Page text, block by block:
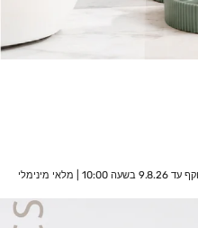
המבצע תקף באתר בלבד | על הפריטים משתתפים במבצע | 18% הנחה אקסטרה על היתרה מתעדכנת אוטו' בסל הקניות | לא כולל קטגוריית אאוטלט | לא כולל כפל קופונים, הטבות ומבצעים | בכפוף לתקנון האתר | התמונה להמחשה בלבד | בתוקף עד 9.8.26 בשעה 10:00 | מלאי מינימלי